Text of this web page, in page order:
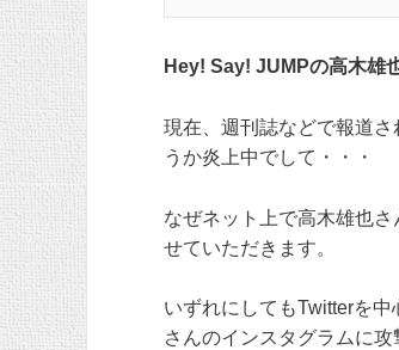
Hey! Say! JUMPの高木雄
現在、週刊誌などで報道
うか炎上中でして・・・
なぜネット上で高木雄也
せていただきます。
いずれにしてもTwitterを
さんのインスタグラムに攻